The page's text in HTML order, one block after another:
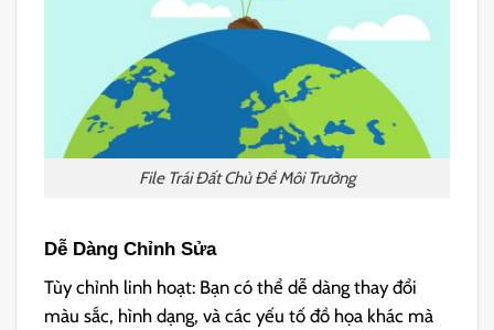
File Trái Đất Chủ Đề Môi Trường
Dễ Dàng Chỉnh Sửa
Tùy chỉnh linh hoạt: Bạn có thể dễ dàng thay đổi
màu sắc, hình dạng, và các yếu tố đồ họa khác mà